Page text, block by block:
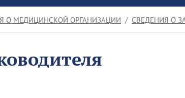
О МЕДИЦИНСКОЙ ОРГАНИЗАЦИИ СВЕДЕНИЯ О